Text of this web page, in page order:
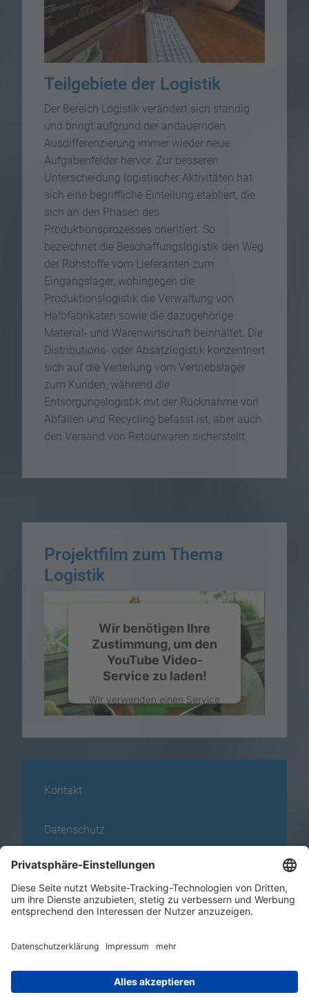
Teilgebiete der Logistik
Der Bereich Logistik verändert sich ständig
und bringt aufgrund der andauernden
Ausdifferenzierung immer wieder neue
Aufgabenfelder hervor. Zur besseren
Unterscheidung logistischer Aktivitäten hat
sich eine begriffliche Einteilung etabliert, die
sich an den Phasen des
Produktionsprozesses orientiert. So
bezeichnet die Beschaffungslogistik den Weg
der Rohstoffe vom Lieferanten zum
Eingangslager, wohingegen die
Produktionslogistik die Verwaltung von
Halbfabrikaten sowie die dazugehörige
Material- und Warenwirtschaft beinhaltet. Die
Distributions- oder Absatzlogistik konzentriert
sich auf die Verteilung vom Vertriebslager
zum Kunden, während die
Entsorgungslogistik mit der Rücknahme von
Abfällen und Recycling befasst ist, aber auch
den Versand von Retourwaren sicherstellt.
Projektfilm zum Thema
Logistik
Wir benötigen Ihre
Zustimmung, um den
YouTube Video-
Service zu laden!
Wir verwenden einen Service
eines Drittanbieters, um
Akzeptieren
powered byUsercentrics
Kontakt
Datenschutz
Impressum
Karte
News
+49 271 338 39-40